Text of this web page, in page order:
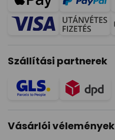
Szállítási partnerek
Vásárlói vélemények